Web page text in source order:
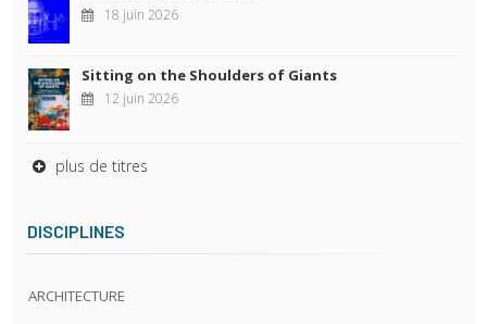
18 juin 2026
Sitting on the Shoulders of Giants
12 juin 2026
plus de titres
DISCIPLINES
ARCHITECTURE